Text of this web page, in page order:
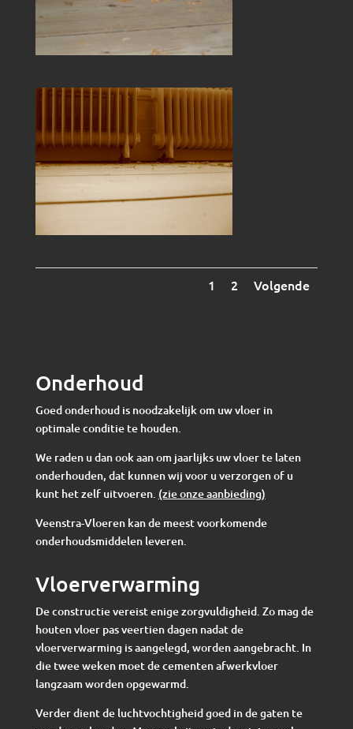
1 2 Volgende
Onderhoud
Goed onderhoud is noodzakelijk om uw vloer in
optimale conditie te houden.
We raden u dan ook aan om jaarlijks uw vloer te laten
onderhouden, dat kunnen wij voor u verzorgen of u
kunt het zelf uitvoeren. (zie onze aanbieding)
Veenstra-Vloeren kan de meest voorkomende
onderhoudsmiddelen leveren.
Vloerverwarming
De constructie vereist enige zorgvuldigheid. Zo mag de
houten vloer pas veertien dagen nadat de
vloerverwarming is aangelegd, worden aangebracht. In
die twee weken moet de cementen afwerkvloer
langzaam worden opgewarmd.
Verder dient de luchtvochtigheid goed in de gaten te